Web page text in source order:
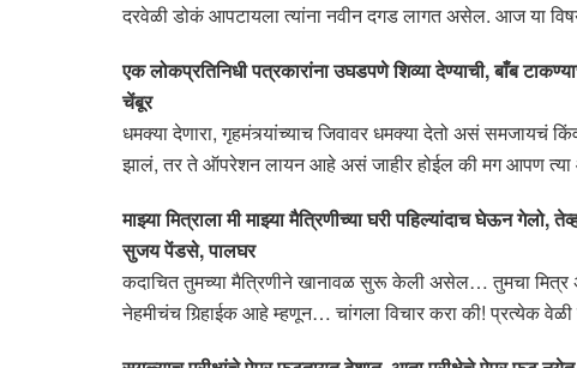
दरवेळी डोकं आपटायला त्यांना नवीन दगड लागत असेल. आज या
एक लोकप्रतिनिधी पत्रकारांना उघडपणे शिव्या देण्याची, बाँब
चेंबूर
धमक्या देणारा, गृहमंत्र्यांच्याच जिवावर धमक्या देतो असं
झालं, तर ते ऑपरेशन लायन आहे असं जाहीर होईल की मग आपण
माझ्या मित्राला मी माझ्या मैत्रिणीच्या घरी पहिल्यांदाच घेऊन
सुजय पेंडसे, पालघर
कदाचित तुमच्या मैत्रिणीने खानावळ सुरू केली असेल… तुमचा
नेहमीचंच गिर्‍हाईक आहे म्हणून… चांगला विचार करा की! प्रत्येक